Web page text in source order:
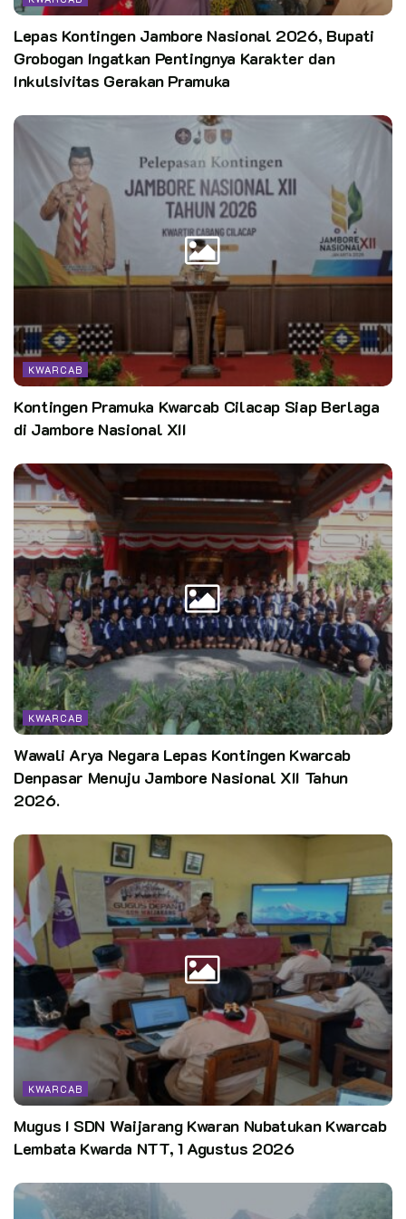
Gerakan Pramuka, Pengelolaan Peserta Didik pada Satuan
Karya Pramuka, Pengelolaan Administrasi Satuan Karya dan
Diskusi tentang Peraturan Satuan Karya Pramuka.
Editor:
Lepas Kontingen Jambore Nasional 2026, Bupati
Grobogan Ingatkan Pentingnya Karakter dan
Inkulsivitas Gerakan Pramuka
KWARCAB
Kontingen Pramuka Kwarcab Cilacap Siap Berlaga
di Jambore Nasional XII
KWARCAB
Wawali Arya Negara Lepas Kontingen Kwarcab
Denpasar Menuju Jambore Nasional XII Tahun
2026.
KWARCAB
Mugus I SDN Waijarang Kwaran Nubatukan Kwarcab
Lembata Kwarda NTT, 1 Agustus 2026